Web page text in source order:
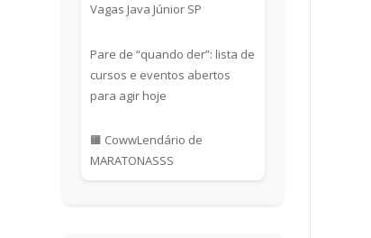
Vagas Java Júnior SP
Pare de “quando der”: lista de
cursos e eventos abertos
para agir hoje
🟧 CowwLendário de
MARATONASSS